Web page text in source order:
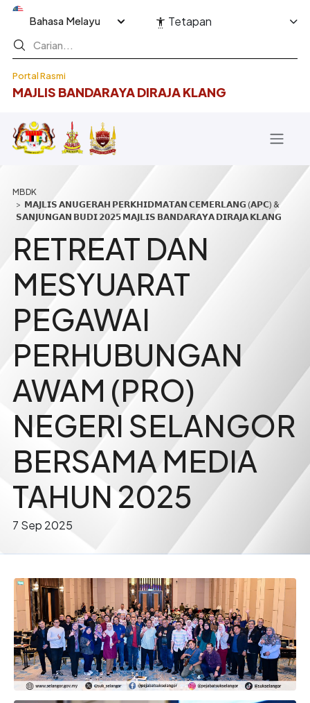
Langkau ke kandungan utama
Portal Rasmi
MAJLIS BANDARAYA DIRAJA KLANG
Select your language Tetapan
Breadcrumb
𝗠𝗔𝗝𝗟𝗜𝗦 𝗔𝗡𝗨𝗚𝗘𝗥𝗔𝗛 𝗣𝗘𝗥𝗞𝗛𝗜𝗗𝗠𝗔𝗧𝗔𝗡 𝗖𝗘𝗠𝗘𝗥𝗟𝗔𝗡𝗚 (𝗔𝗣𝗖) &
𝗦𝗔𝗡𝗝𝗨𝗡𝗚𝗔𝗡 𝗕𝗨𝗗𝗜 𝟮𝟬𝟮𝟱 𝗠𝗔𝗝𝗟𝗜𝗦 𝗕𝗔𝗡𝗗𝗔𝗥𝗔𝗬𝗔 𝗗𝗜𝗥𝗔𝗝𝗔 𝗞𝗟𝗔𝗡𝗚
RETREAT DAN
MESYUARAT
PEGAWAI
PERHUBUNGAN
AWAM (PRO)
NEGERI SELANGOR
BERSAMA MEDIA
TAHUN 2025
7 Sep 2025